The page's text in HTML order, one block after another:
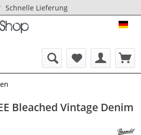
Schnelle Lieferung
Bleached Vintage Denim